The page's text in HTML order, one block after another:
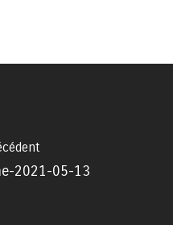
2021-05-13